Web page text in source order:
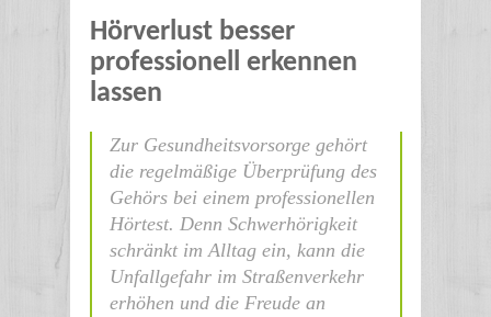
Hörverlust besser
professionell erkennen
lassen
Zur Gesundheitsvorsorge gehört
die regelmäßige Überprüfung des
Gehörs bei einem professionellen
Hörtest. Denn Schwerhörigkeit
schränkt im Alltag ein, kann die
Unfallgefahr im Straßenverkehr
erhöhen und die Freude an